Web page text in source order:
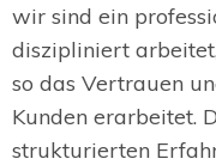
wir sind ein
diszipliniert
so das Vertrauen
Kunden erarbeitet.
strukturierten